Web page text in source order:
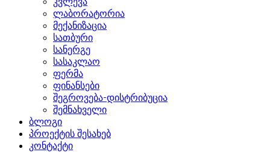
ლაბორატორია
მექანიზაცია
სათბური
სანერგე
სასაკლაო
ფერმა
ფინანსები
შეგროვება-დისტრიბუცია
შემნახველი
ბლოგი
პროექტის შესახებ
კონტაქტი